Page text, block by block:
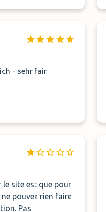
- sehr fair
le site est que pour
pouvez rien faire
Pas